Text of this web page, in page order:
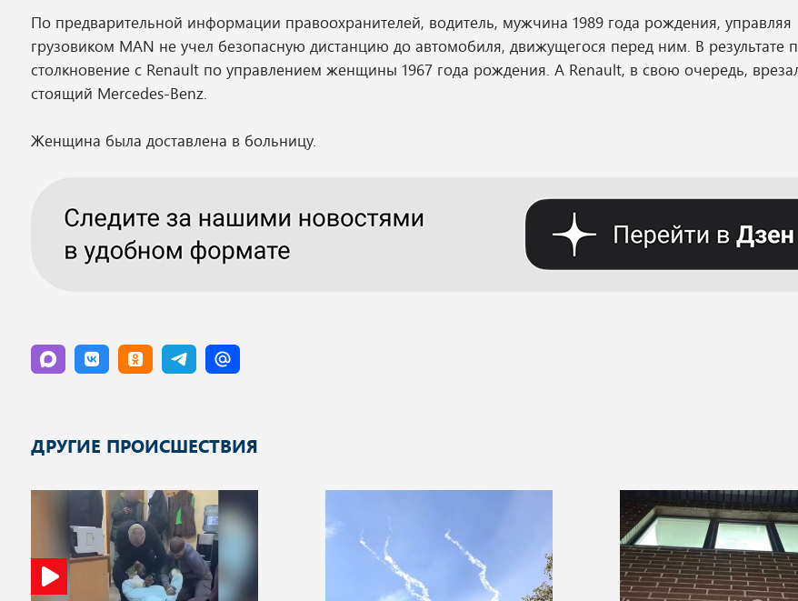
По предварительной информации правоохранителей, водитель, мужчина 1989 года рождения, управляя
грузовиком MAN не учел безопасную дистанцию до автомобиля, движущегося перед ним. В результате
столкновение с Renault по управлением женщины 1967 года рождения. А Renault, в свою очередь,
стоящий Mercedes-Benz.
Женщина была доставлена в больницу.
ДРУГИЕ ПРОИСШЕСТВИЯ